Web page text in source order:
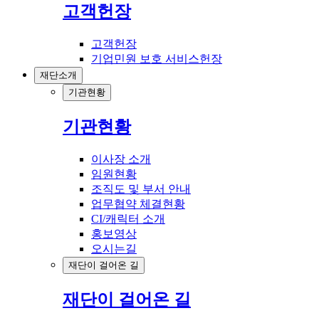
고객헌장
고객헌장
기업민원 보호 서비스헌장
재단소개
기관현황
기관현황
이사장 소개
임원현황
조직도 및 부서 안내
업무협약 체결현황
CI/캐릭터 소개
홍보영상
오시는길
재단이 걸어온 길
재단이 걸어온 길